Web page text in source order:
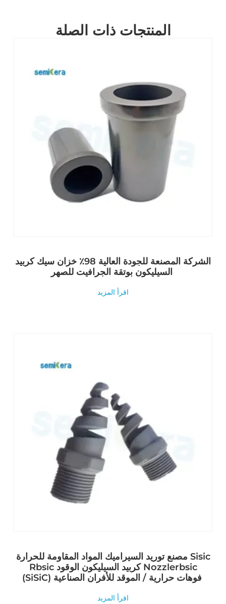
المنتجات ذات الصلة
الشركة المصنعة للجودة العالية 98٪ خزان سيك كربيد
اقرأ المزيد
مصنع توريد السيراميك المواد المقاومة للحرارة Sisic
Rbsic كربيد السيليكون الوقود Nozzlerbsic
اقرأ المزيد